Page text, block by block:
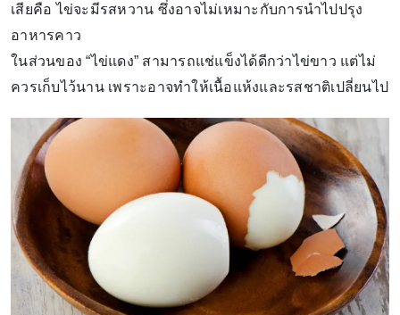
เสียคือ ไข่จะมีรสหวาน ซึ่งอาจไม่เหมาะกับการนำไปปรุง
อาหารคาว
ในส่วนของ “ไข่แดง” สามารถแช่แข็งได้ดีกว่าไข่ขาว แต่ไม่
ควรเก็บไว้นาน เพราะอาจทำให้เนื้อแห้งและรสชาติเปลี่ยนไป